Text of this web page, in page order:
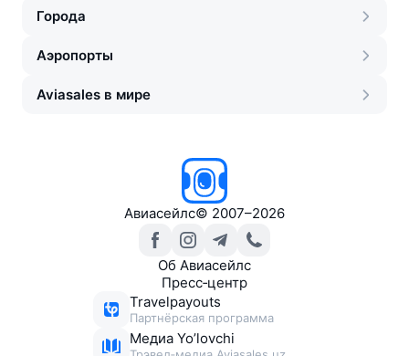
Города
Аэропорты
Aviasales в мире
Авиасейлс© 2007–2026
Об Авиасейлс
Пресс‑центр
Travelpayouts
Партнёрская программа
Медиа Yo’lovchi